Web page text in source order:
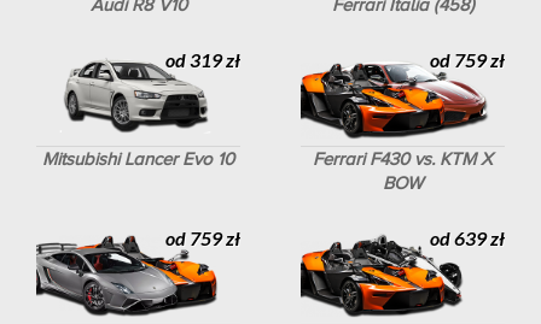
Audi R8 V10 Ferrari Italia (458)
Mitsubishi Lancer Evo 10
od 319 zł
Ferrari F430 vs. KTM X
BOW
od 759 zł
od 759 zł od 639 zł